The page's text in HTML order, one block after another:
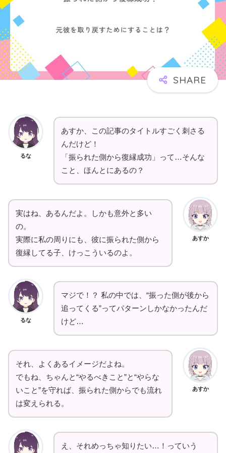
るな
あすか、この記事のタイトルすごく刺さる
んだけど！
「振られた側から復縁成功」って…そんな
こと、ほんとにあるの？
あすか
実はね、あるんだよ。しかも意外と多い
の。
実際に私の周りにも、彼に振られた側から
復縁してる子、けっこういるのよ。
るな
マジで！？ 私の中では、“振った側が後から
追ってくる”ってパターンしかなかったんだ
けど…
あすか
それ、よくあるイメージだよね。
でもね、ちゃんと“やるべきこと”と“やらな
いこと”を守れば、振られた側からでも流れ
は変えられる。
え、それめっちゃ知りたい…！っていう